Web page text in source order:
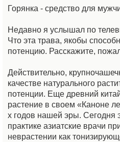
Горянка - средство для
Недавно я услышал по
Что эта трава, якобы
потенцию. Расскажите,
Действительно,
качестве натурального
потенции. Еще древний
растение в своем «Каноне
х годов нашей эры. Сегодня
практике азиатские врачи
неврастении как